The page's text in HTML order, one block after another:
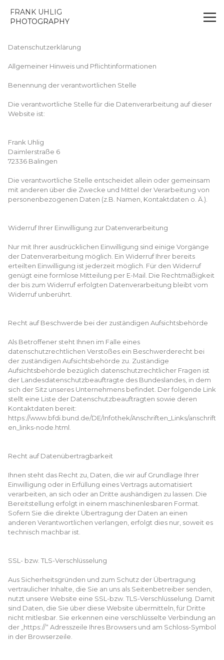
FRANK UHLIG
PHOTOGRAPHY
Datenschutzerklärung
Allgemeiner Hinweis und Pflichtinformationen
Benennung der verantwortlichen Stelle
Die verantwortliche Stelle für die Datenverarbeitung auf dieser
Website ist:
Frank Uhlig
Daimlerstraße 6
72336 Balingen
Die verantwortliche Stelle entscheidet allein oder gemeinsam
mit anderen über die Zwecke und Mittel der Verarbeitung von
personenbezogenen Daten (z.B. Namen, Kontaktdaten o. Ä.).
Widerruf Ihrer Einwilligung zur Datenverarbeitung
Nur mit Ihrer ausdrücklichen Einwilligung sind einige Vorgänge
der Datenverarbeitung möglich. Ein Widerruf Ihrer bereits
erteilten Einwilligung ist jederzeit möglich. Für den Widerruf
genügt eine formlose Mitteilung per E-Mail. Die Rechtmäßigkeit
der bis zum Widerruf erfolgten Datenverarbeitung bleibt vom
Widerruf unberührt.
Recht auf Beschwerde bei der zuständigen Aufsichtsbehörde
Als Betroffener steht Ihnen im Falle eines
datenschutzrechtlichen Verstoßes ein Beschwerderecht bei
der zuständigen Aufsichtsbehörde zu. Zuständige
Aufsichtsbehörde bezüglich datenschutzrechtlicher Fragen ist
der Landesdatenschutzbeauftragte des Bundeslandes, in dem
sich der Sitz unseres Unternehmens befindet. Der folgende Link
stellt eine Liste der Datenschutzbeauftragten sowie deren
Kontaktdaten bereit:
https://www.bfdi.bund.de/DE/Infothek/Anschriften_Links/anschrift
en_links-node.html.
Recht auf Datenübertragbarkeit
Ihnen steht das Recht zu, Daten, die wir auf Grundlage Ihrer
Einwilligung oder in Erfüllung eines Vertrags automatisiert
verarbeiten, an sich oder an Dritte aushändigen zu lassen. Die
Bereitstellung erfolgt in einem maschinenlesbaren Format.
Sofern Sie die direkte Übertragung der Daten an einen
anderen Verantwortlichen verlangen, erfolgt dies nur, soweit es
technisch machbar ist.
SSL- bzw. TLS-Verschlüsselung
Aus Sicherheitsgründen und zum Schutz der Übertragung
vertraulicher Inhalte, die Sie an uns als Seitenbetreiber senden,
nutzt unsere Website eine SSL-bzw. TLS-Verschlüsselung. Damit
sind Daten, die Sie über diese Website übermitteln, für Dritte
nicht mitlesbar. Sie erkennen eine verschlüsselte Verbindung an
der „https://“ Adresszeile Ihres Browsers und am Schloss-Symbol
in der Browserzeile.